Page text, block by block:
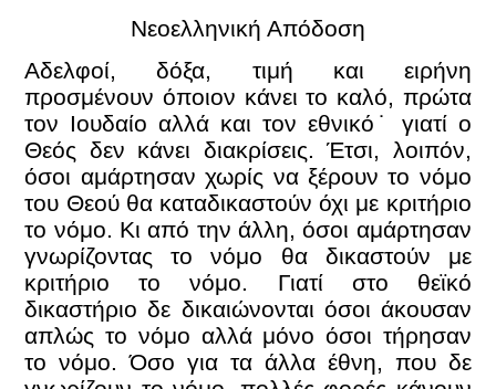
Νεοελληνική Απόδοση
Αδελφοί, δόξα, τιμή και ειρήνη
προσμένουν όποιον κάνει το καλό, πρώτα
τον Ιουδαίο αλλά και τον εθνικό˙ γιατί ο
Θεός δεν κάνει διακρίσεις. Έτσι, λοιπόν,
όσοι αμάρτησαν χωρίς να ξέρουν το νόμο
του Θεού θα καταδικαστούν όχι με κριτήριο
το νόμο. Κι από την άλλη, όσοι αμάρτησαν
γνωρίζοντας το νόμο θα δικαστούν με
κριτήριο το νόμο. Γιατί στο θεϊκό
δικαστήριο δε δικαιώνονται όσοι άκουσαν
απλώς το νόμο αλλά μόνο όσοι τήρησαν
το νόμο. Όσο για τα άλλα έθνη, που δε